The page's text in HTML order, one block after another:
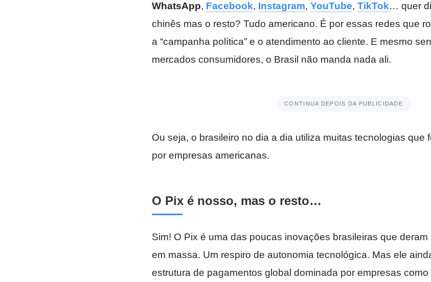
WhatsApp, Facebook, Instagram, YouTube, TikTok… quer
chinês mas o resto? Tudo americano. É por essas redes que
a “campanha política” e o atendimento ao cliente. E mesmo
mercados consumidores, o Brasil não manda nada ali.
CONTINUA DEPOIS DA PUBLICIDADE
Ou seja, o brasileiro no dia a dia utiliza muitas tecnologias que
por empresas americanas.
O Pix é nosso, mas o resto…
Sim! O Pix é uma das poucas inovações brasileiras que
em massa. Um respiro de autonomia tecnológica. Mas ele
estrutura de pagamentos global dominada por empresas